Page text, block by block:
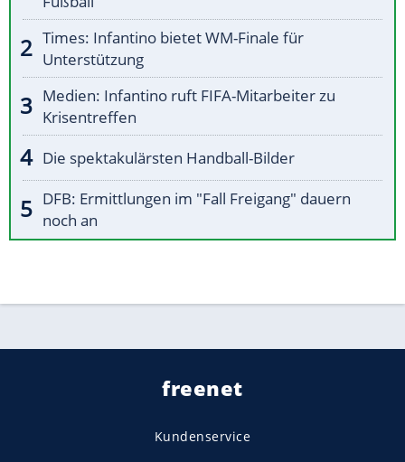
Times: Infantino bietet WM-Finale für
Unterstützung
Medien: Infantino ruft FIFA-Mitarbeiter zu
Krisentreffen
Die spektakulärsten Handball-Bilder
DFB: Ermittlungen im "Fall Freigang" dauern
noch an
freenet
Kundenservice